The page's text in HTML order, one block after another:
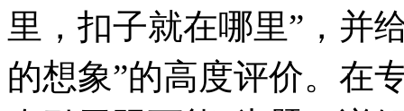
里，扣子就在哪里”，并
的想象”的高度评价。在